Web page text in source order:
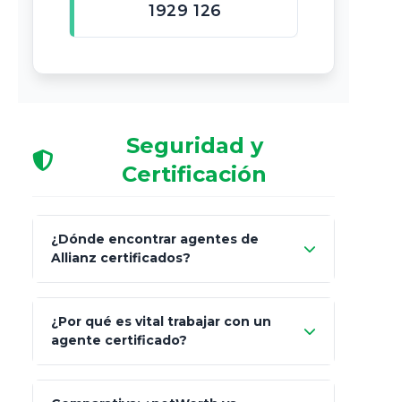
1929 126
Seguridad y
Certificación
¿Dónde encontrar agentes de
Allianz certificados?
Seguros y Fianzas (CNSF)
netWorth
¿Por qué es vital trabajar con un
agente certificado?